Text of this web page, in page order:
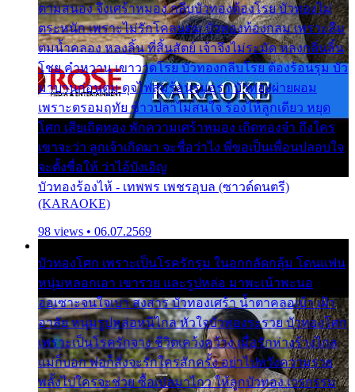
ตามสนอง จึงเศร้าหมอง กลีบบัวทองต้องโรย บัวทองไม่
ตระหนัก เพราะไม่รักโคลนตม บัวทองท้องกลม เพราะลืม
ตมน้ำคลอง หลงลิ้น ที่สิ้นสัตย์ เจ้าจึงไม่ระมัด หลงกลิ่นลิ้น
โชย คำหวาน เขาวาดโรย บัวทองกลีบโรย ต้องร้อนรุม บัว
มาบานก่อนตูม ดุจไฟสุมร้อนรุมอุรา บัวทองผ่ายผอม
เพราะตรอมฤทัย ข้าวปลาไม่สนใจ ร้องไห้ลูกเดียว หยุด
โศก เสียเถิดทอง พักความเศร้าหมอง เถิดทองจ๋า ถึงใคร
เขาจะว่า ลูกเจ้าเกิดมา จะชื่อว่าไง พี่ขอเป็นเพื่อนปลอบใจ
จะตั้งชื่อให้ ว่าไอ้บังเอิญ
บัวทองร้องไห้ - เทพพร เพชรอุบล (ซาวด์ดนตรี)
(KARAOKE)
98 views • 06.07.2569
บัวทองโศก เพราะเป็นโรครักรุม ในอกกลัดกลุ้ม โดนแฟน
หนุ่มหลอกเอา เขารวย และรูปหล่อ มาพะเน้าพะนอ
ออเซาะจนใจเบา สงสาร บัวทองเศร้า น้ำตาคลอเบ้า เฝ้า
อาลัย หนุ่มรูปหล่อหนีไกล หัวใจบัวทองระรวย บัวทองโศก
เพราะเป็นโรครักจาง ชีวิตเคว้งคว้าง เมื่อรักห่างร้างไกล
แม่ก็บอก พ่อก็สั่งจะรักใครสักครั้ง อย่าไปหวังความรวย
พลั้งไปใครจะช่วย ซื้อเปลมาไกว ให้ลูกบัวทอง เวรกรรม